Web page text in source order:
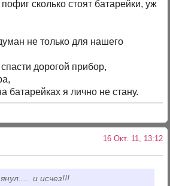
пофиг сколько стоят батарейки, уж
не только для нашего
дорогой прибор,
батарейках я лично не стану.
16 Окт. 11, 13:12
и исчез!!!